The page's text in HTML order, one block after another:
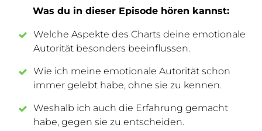
Was du in dieser Episode hören kannst:
Welche Aspekte des Charts deine emotionale
Autorität besonders beeinflussen.
Wie ich meine emotionale Autorität schon
immer gelebt habe, ohne sie zu kennen.
Weshalb ich auch die Erfahrung gemacht
habe, gegen sie zu entscheiden.